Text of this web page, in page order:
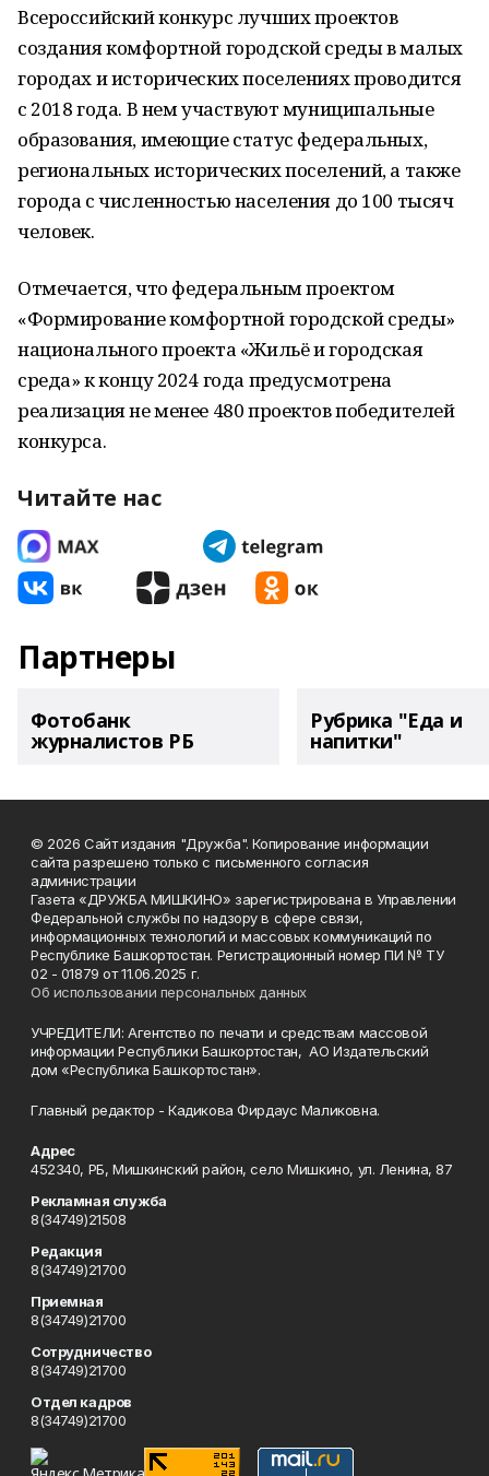
Всероссийский конкурс лучших проектов
создания комфортной городской среды в малых
городах и исторических поселениях проводится
с 2018 года. В нем участвуют муниципальные
образования, имеющие статус федеральных,
региональных исторических поселений, а также
города с численностью населения до 100 тысяч
человек.
Отмечается, что федеральным проектом
«Формирование комфортной городской среды»
национального проекта «Жильё и городская
среда» к концу 2024 года предусмотрена
реализация не менее 480 проектов победителей
конкурса.
Читайте нас
Партнеры
Фотобанк
журналистов РБ
Рубрика "Еда и
напитки"
© 2026 Сайт издания "Дружба". Копирование информации
сайта разрешено только с письменного согласия
администрации
Газета «ДРУЖБА МИШКИНО» зарегистрирована в Управлении
Федеральной службы по надзору в сфере связи,
информационных технологий и массовых коммуникаций по
Республике Башкортостан. Регистрационный номер ПИ № ТУ
02 - 01879 от 11.06.2025 г.
Об использовании персональных данных
УЧРЕДИТЕЛИ: Агентство по печати и средствам массовой
информации Республики Башкортостан, АО Издательский
дом «Республика Башкортостан».
Главный редактор - Кадикова Фирдаус Маликовна.
Адрес
452340, РБ, Мишкинский район, село Мишкино, ул. Ленина, 87
Рекламная служба
8(34749)21508
Редакция
8(34749)21700
Приемная
8(34749)21700
Сотрудничество
8(34749)21700
Отдел кадров
8(34749)21700